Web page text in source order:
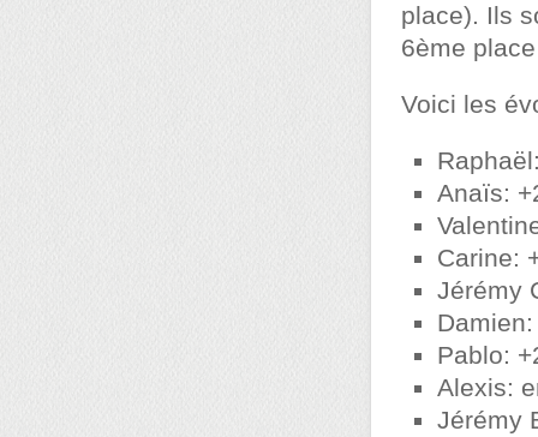
place). Ils
6ème
Voici les
Anaïs:
Carine:
Jérémy
Pablo:
Alexis:
Jérémy